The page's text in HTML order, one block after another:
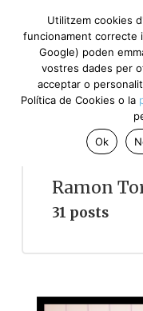
Ramon
31 posts
Utilitzem cookies
funcionament correcte
Google) poden
vostres dades per
acceptar o
Política de Cookies o la
Ok